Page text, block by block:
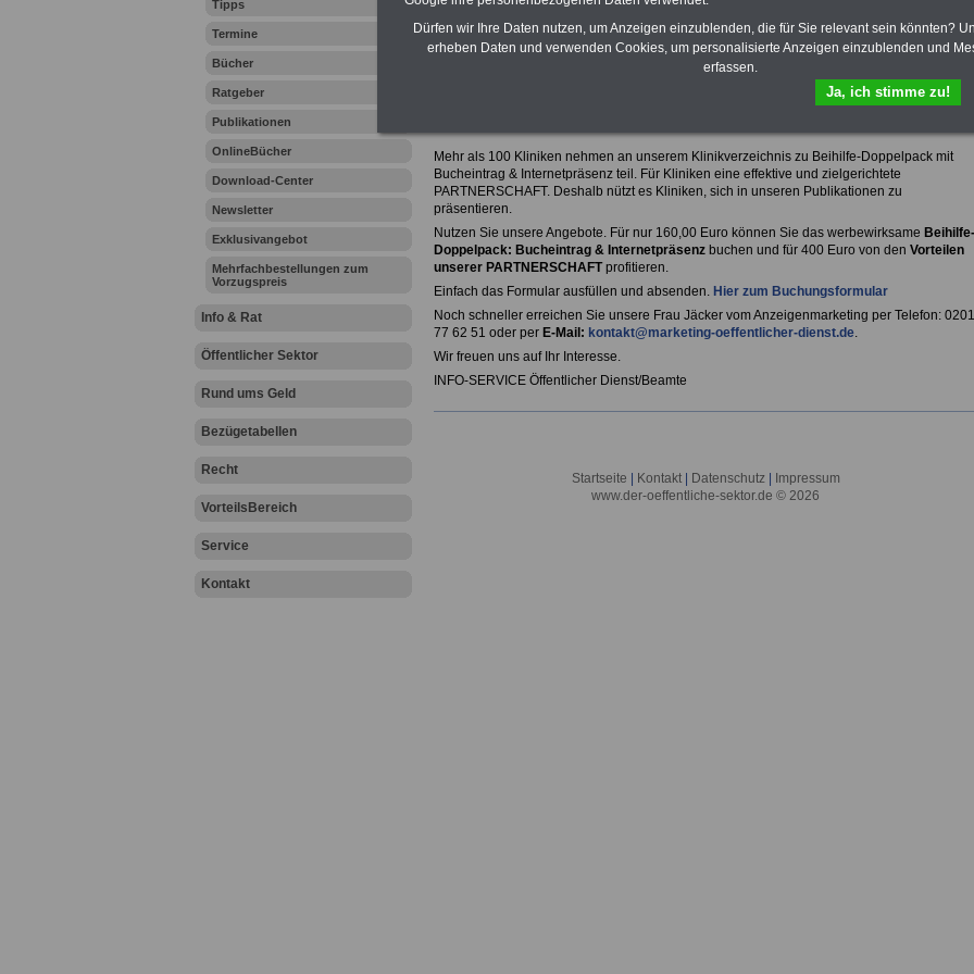
Tipps
Termine
Bücher
Ratgeber
Publikationen
OnlineBücher
Download-Center
Newsletter
Exklusivangebot
Mehrfachbestellungen zum
Vorzugspreis
Info & Rat
Öffentlicher Sektor
Rund ums Geld
Bezügetabellen
Recht
VorteilsBereich
Service
Kontakt
A B C D E F G H I J K L M
T U
Mehr als 100 Kliniken nehmen an unserem Klinikverzeichnis zu Beihilfe-Doppelpack mit
Bucheintrag & Internetpräsenz teil. Für Kliniken eine effektive und zielgerichtete
PARTNERSCHAFT. Deshalb nützt es Kliniken, sich in unseren Publikationen zu
präsentieren.
Nutzen Sie unsere Angebote. Für nur 160,00 Euro können Sie das werbewirksame Beihilfe-
Doppelpack: Bucheintrag & Internetpräsenzbuchen und für 400 Euro von den Vorteilen
unserer PARTNERSCHAFTprofitieren.
Einfach das Formular ausfüllen und absenden. Hier zum Buchungsformular
Noch schneller erreichen Sie unsere Frau Jäcker vom Anzeigenmarketing per Telefon: 0201
77 62 51 oder per E-Mail: kontakt@marketing-oeffentlicher-dienst.de.
Wir freuen uns auf Ihr Interesse.
INFO-SERVICE Öffentlicher Dienst/Beamte
Startseite Kontakt Datenschutz
Impressum
www.der-oeffentliche-sektor.de © 2026
Dürfen wir Ihre Daten nutzen, um Anzeigen einzublenden, die für Sie relevant sein könnten?
erheben Daten und verwenden Cookies, um personalisierte Anzeigen einzublenden und
erfassen.
Ja, ich stimme zu!